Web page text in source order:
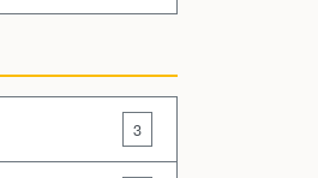
3